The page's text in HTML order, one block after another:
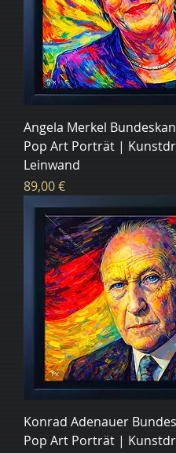
Angela Merkel
Pop Art Porträt |
Leinwand
Цена
89,00 €
Konrad Adenauer
Pop Art Porträt |